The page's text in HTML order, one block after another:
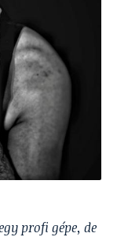
profi gépe, de